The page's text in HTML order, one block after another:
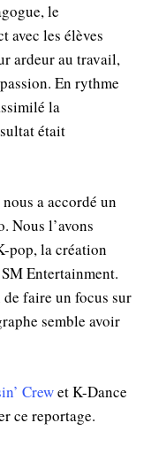
le
avec les élèves
ardeur au travail,
En rythme
la
était
a accordé un
Nous l’avons
pop, la création
Entertainment.
de faire un focus sur
semble avoir
Crewet K-Dance
ce reportage.